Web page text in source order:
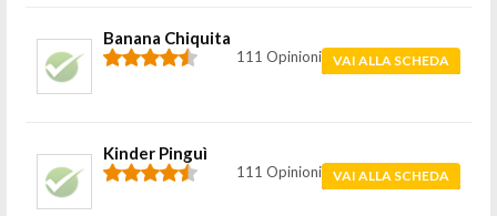
Banana Chiquita
111 Opinioni VAI ALLA SCHEDA
Kinder Pinguì
111 Opinioni VAI ALLA SCHEDA